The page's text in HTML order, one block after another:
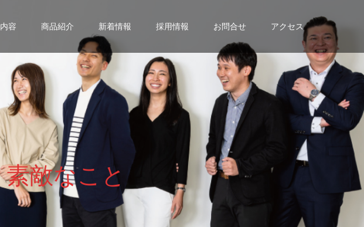
容 商品紹介 新着情報 採用情報 お問合せ アクセス
素敵なこ と